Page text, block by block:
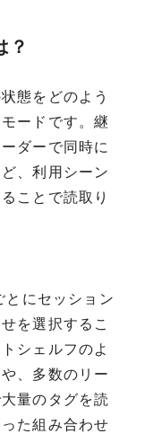
？
態をどのよう
ードです。継
ダーで同時に
、利用シーン
ことで読取り
とにセッション
を選択するこ
シェルフのよ
、多数のリー
量のタグを読
た組み合わせ